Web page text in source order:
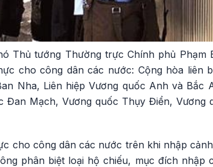
Thủ tướng Thường trực Chính phủ
cho công dân các nước: Cộng hòa liên
Nha, Liên hiệp Vương quốc Anh và Bắc
Đan Mạch, Vương quốc Thụy Điển, Vương
cho công dân các nước trên khi nhập
phân biệt loại hộ chiếu, mục đích nhập